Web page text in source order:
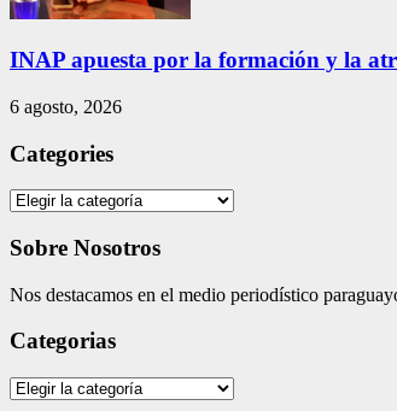
INAP apuesta por la formación y la
6 agosto, 2026
Categories
Categories
Sobre Nosotros
Nos destacamos en el medio periodístico
Categorias
Categorias